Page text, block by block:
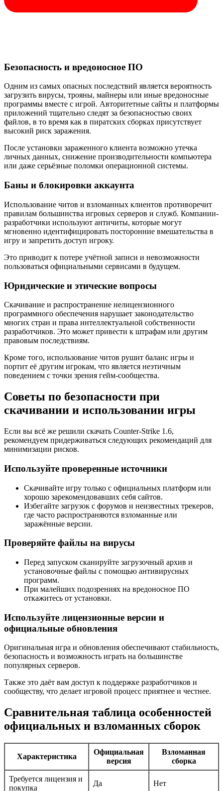
Безопасность и вредоносное ПО
Одним из самых опасных последствий является вероятность
загрузить вирусы, трояны, майнеры или иные вредоносные
программы вместе с игрой. Авторитетные сайты и платформы
приложений тщательно следят за безопасностью своих
файлов, в то время как в пиратских сборках присутствует
высокий риск заражения.
После установки зараженного клиента возможно утечка
личных данных, снижение производительности компьютера
или даже серьёзные поломки операционной системы.
Баны и блокировки аккаунта
Использование читов и взломанных клиентов противоречит
правилам большинства игровых серверов и служб. Компании-
разработчики используют античиты, которые могут
мгновенно идентифицировать посторонние вмешательства в
игру и запретить доступ игроку.
Это приводит к потере учётной записи и невозможности
пользоваться официальными сервисами в будущем.
Юридические и этические вопросы
Скачивание и распространение нелицензионного
программного обеспечения нарушает законодательство
многих стран и права интеллектуальной собственности
разработчиков. Это может привести к штрафам или другим
правовым последствиям.
Кроме того, использование читов рушит баланс игры и
портит её другим игрокам, что является неэтичным
поведением с точки зрения гейм-сообщества.
Советы по безопасности при
скачивании и использовании игры
Если вы всё же решили скачать Counter-Strike 1.6,
рекомендуем придерживаться следующих рекомендаций для
минимизации рисков.
Используйте проверенные источники
Скачивайте игру только с официальных платформ или
хорошо зарекомендовавших себя сайтов.
Избегайте загрузок с форумов и неизвестных трекеров,
где часто распространяются взломанные или
заражённые версии.
Проверяйте файлы на вирусы
Перед запуском сканируйте загрузочный архив и
установочные файлы с помощью антивирусных
программ.
При малейших подозрениях на вредоносное ПО
откажитесь от установки.
Используйте лицензионные версии и
официальные обновления
Оригинальная игра и обновления обеспечивают стабильность,
безопасность и возможность играть на большинстве
популярных серверов.
Также это даёт вам доступ к поддержке разработчиков и
сообществу, что делает игровой процесс приятнее и честнее.
Сравнительная таблица особенностей
официальных и взломанных сборок
Характеристика
Официальная
версия
Взломанная
сборка
Требуется лицензия и
покупка
Да Нет